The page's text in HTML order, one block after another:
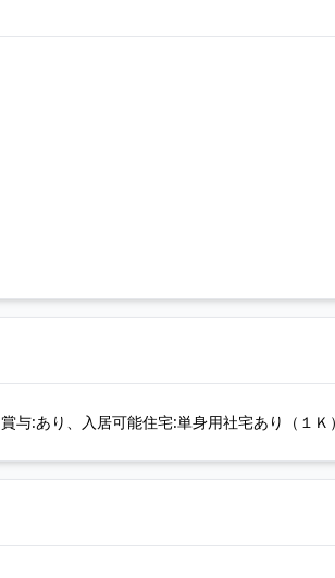
与:あり、入居可能住宅:単身用社宅あり（１Ｋ